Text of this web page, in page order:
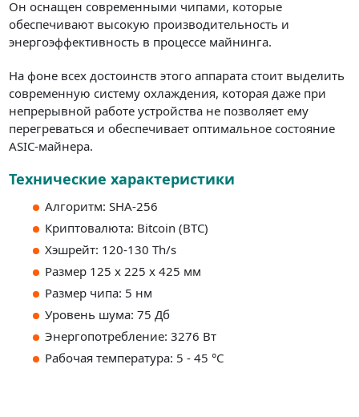
Он оснащен современными чипами, которые
обеспечивают высокую производительность и
энергоэффективность в процессе майнинга.
На фоне всех достоинств этого аппарата стоит выделить
современную систему охлаждения, которая даже при
непрерывной работе устройства не позволяет ему
перегреваться и обеспечивает оптимальное состояние
ASIC-майнера.
Технические характеристики
Алгоритм: SHA-256
Криптовалюта: Bitcoin (BTC)
Хэшрейт: 120-130 Th/s
Размер 125 x 225 x 425 мм
Размер чипа: 5 нм
Уровень шума: 75 Дб
Энергопотребление: 3276 Вт
Рабочая температура: 5 - 45 °C